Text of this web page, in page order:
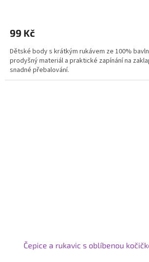
99 Kč
Dětské body s krátkým rukávem ze 100%
prodyšný materiál a praktické zapínání na
snadné přebalování.
Čepice a rukavic s oblíbenou